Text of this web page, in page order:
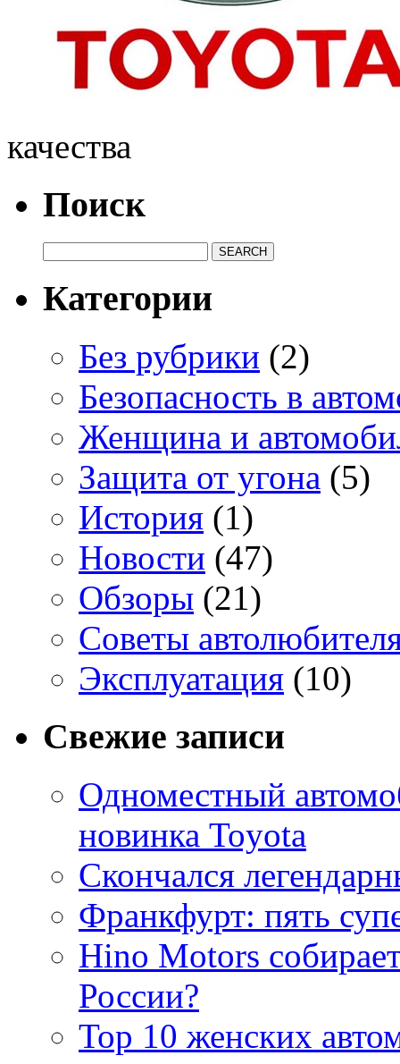
качества
Поиск
Категории
Без рубрики (2)
Безопасность в
Женщина и
Защита от угона (5)
История (1)
Новости (47)
Обзоры (21)
Советы
Эксплуатация (10)
Свежие записи
Одноместный
новинка Toyota
Скончался
Франкфурт: пять
Hino Motors
России?
Top 10 женских